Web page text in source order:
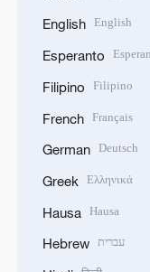
English English
Esperanto
Filipino Filipino
French Français
German Deutsch
Greek Ελληνικά
Hausa Hausa
Hebrew עברית